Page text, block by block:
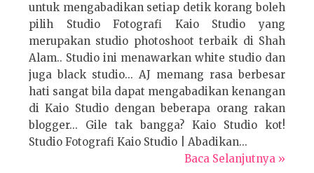
untuk mengabadikan setiap detik korang boleh
pilih Studio Fotografi Kaio Studio yang
merupakan studio photoshoot terbaik di Shah
Alam.. Studio ini menawarkan white studio dan
juga black studio... AJ memang rasa berbesar
hati sangat bila dapat mengabadikan kenangan
di Kaio Studio dengan beberapa orang rakan
blogger... Gile tak bangga? Kaio Studio kot!
Studio Fotografi Kaio Studio | Abadikan...
Baca Selanjutnya »